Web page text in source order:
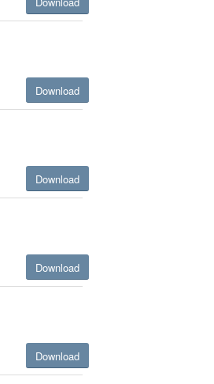
Download
Download
Download
Download